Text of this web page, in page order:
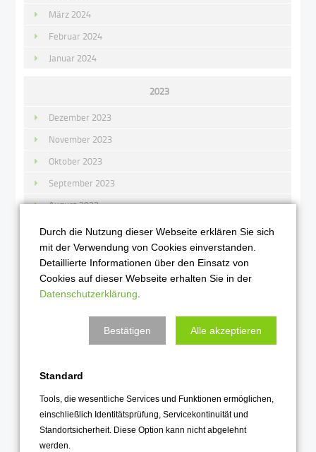
März 2024
Februar 2024
Januar 2024
2023
Dezember 2023
November 2023
Oktober 2023
September 2023
August 2023
Juli 2023
Juni 2023
April 2023
März 2023
Dezember 2022
November 2022
Durch die Nutzung dieser Webseite erklären Sie sich
mit der Verwendung von Cookies einverstanden.
Detaillierte Informationen über den Einsatz von
Cookies auf dieser Webseite erhalten Sie in der
Datenschutzerklärung
Bestätigen Alle akzeptieren
Standard
Tools, die wesentliche Services und Funktionen ermöglichen,
einschließlich Identitätsprüfung, Servicekontinuität und
Standortsicherheit. Diese Option kann nicht abgelehnt
werden.